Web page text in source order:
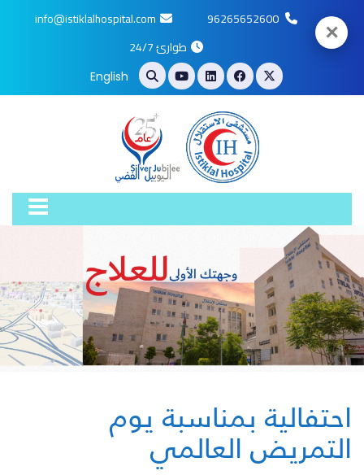
96265652600
info@istiklalhospital.com
طوارئ 24/7
English
احتفالية بمناسبة يوم
التمريض العالمي
✕